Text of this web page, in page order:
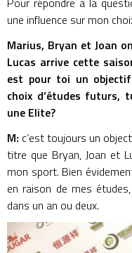
une influence sur mon
Marius, Bryan et Joan
Lucas arrive cette
est pour toi un
choix d’études futurs,
une Elite?
M: c’est toujours un
titre que Bryan, Joan et
mon sport. Bien
en raison de mes
dans un an ou deux.